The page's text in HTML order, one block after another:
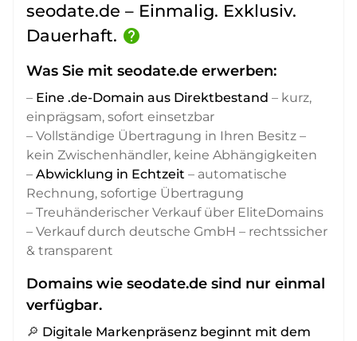
seodate.de – Einmalig. Exklusiv.
Dauerhaft. help
Was Sie mit seodate.de erwerben:
– Eine .de-Domain aus Direktbestand – kurz,
einprägsam, sofort einsetzbar
– Vollständige Übertragung in Ihren Besitz –
kein Zwischenhändler, keine Abhängigkeiten
– Abwicklung in Echtzeit – automatische
Rechnung, sofortige Übertragung
– Treuhänderischer Verkauf über EliteDomains
– Verkauf durch deutsche GmbH – rechtssicher
& transparent
Domains wie seodate.de sind nur einmal
verfügbar.
🔎 Digitale Markenpräsenz beginnt mit dem